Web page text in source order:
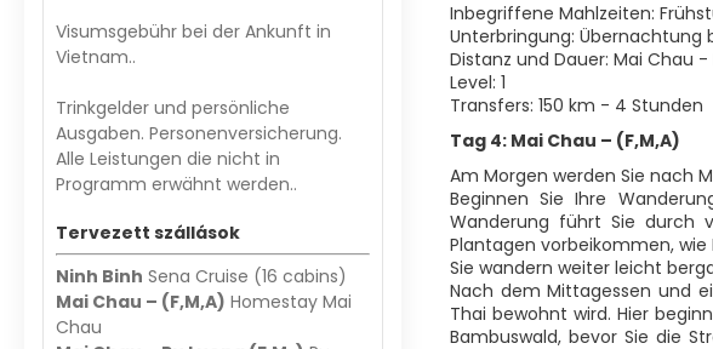
Inbegriffene Mahlzeiten:
Unterbringung: Übernachtung
Distanz und Dauer: Mai Chau
Level: 1
Transfers: 150 km - 4 Stunden
Tag 4: Mai Chau – (F,M,A)
Am Morgen werden Sie nach
Beginnen Sie Ihre
Wanderung führt Sie durch
Plantagen vorbeikommen, wie
Sie wandern weiter leicht
Nach dem Mittagessen und
Thai bewohnt wird. Hier
Bambuswald, bevor Sie die
Visumsgebühr bei der Ankunft in
Vietnam..
Trinkgelder und persönliche
Ausgaben. Personenversicherung.
Alle Leistungen die nicht in
Programm erwähnt werden..
Tervezett szállások
Ninh Binh Sena Cruise (16 cabins)
Mai Chau – (F,M,A) Homestay Mai
Chau